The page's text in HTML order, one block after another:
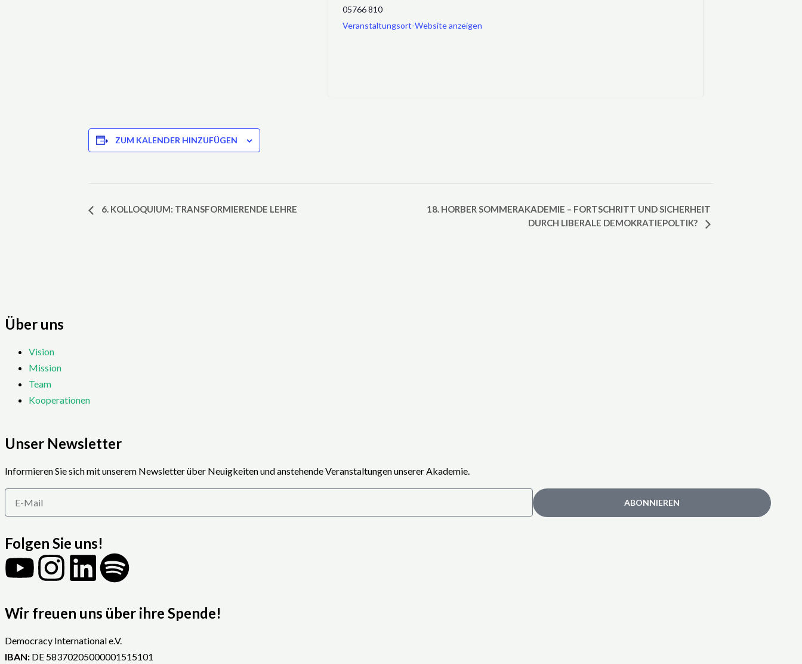
05766 810
Veranstaltungsort-Website anzeigen
ZUM KALENDER HINZUFÜGEN
Veranstaltung-
6. KOLLOQUIUM: TRANSFORMIERENDE LEHRE
18. HORBER SOMMERAKADEMIE – FORTSCHRITT UND SICHERHEIT
DURCH LIBERALE DEMOKRATIEPOLTIK?
Über uns
Vision
Mission
Team
Kooperationen
Unser Newsletter
Informieren Sie sich mit unserem Newsletter über Neuigkeiten und anstehende Veranstaltungen unserer Akademie.
ABONNIEREN
Folgen Sie uns!
Y
u
t
I
s
t
L
n
k
S
o
t
Wir freuen uns über ihre Spende!
Democracy International e.V.
IBAN: DE 58370205000001515101